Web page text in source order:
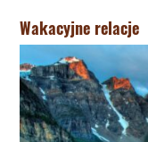
Wakacyjne relacje